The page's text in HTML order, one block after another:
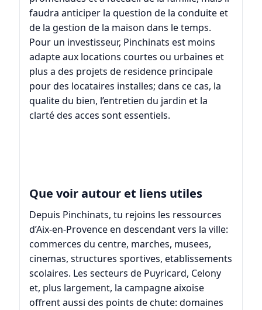
faudra anticiper la question de la conduite et
de la gestion de la maison dans le temps.
Pour un investisseur, Pinchinats est moins
adapte aux locations courtes ou urbaines et
plus a des projets de residence principale
pour des locataires installes; dans ce cas, la
qualite du bien, l’entretien du jardin et la
clarté des acces sont essentiels.
Que voir autour et liens utiles
Depuis Pinchinats, tu rejoins les ressources
d’Aix-en-Provenceen descendant vers la ville:
commerces du centre, marches, musees,
cinemas, structures sportives, etablissements
scolaires. Les secteurs de Puyricard, Celony
et, plus largement, la campagne aixoise
offrent aussi des points de chute: domaines